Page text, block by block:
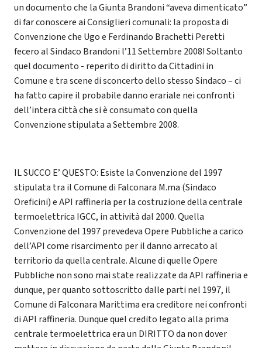
un documento che la Giunta Brandoni “aveva dimenticato”
di far conoscere ai Consiglieri comunali: la proposta di
Convenzione che Ugo e Ferdinando Brachetti Peretti
fecero al Sindaco Brandoni l’11 Settembre 2008! Soltanto
quel documento - reperito di diritto da Cittadini in
Comune e tra scene di sconcerto dello stesso Sindaco – ci
ha fatto capire il probabile danno erariale nei confronti
dell’intera città che si è consumato con quella
Convenzione stipulata a Settembre 2008.
IL SUCCO E’ QUESTO: Esiste la Convenzione del 1997
stipulata tra il Comune di Falconara M.ma (Sindaco
Oreficini) e API raffineria per la costruzione della centrale
termoelettrica IGCC, in attività dal 2000. Quella
Convenzione del 1997 prevedeva Opere Pubbliche a carico
dell’API come risarcimento per il danno arrecato al
territorio da quella centrale. Alcune di quelle Opere
Pubbliche non sono mai state realizzate da API raffineria e
dunque, per quanto sottoscritto dalle parti nel 1997, il
Comune di Falconara Marittima era creditore nei confronti
di API raffineria. Dunque quel credito legato alla prima
centrale termoelettrica era un DIRITTO da non dover